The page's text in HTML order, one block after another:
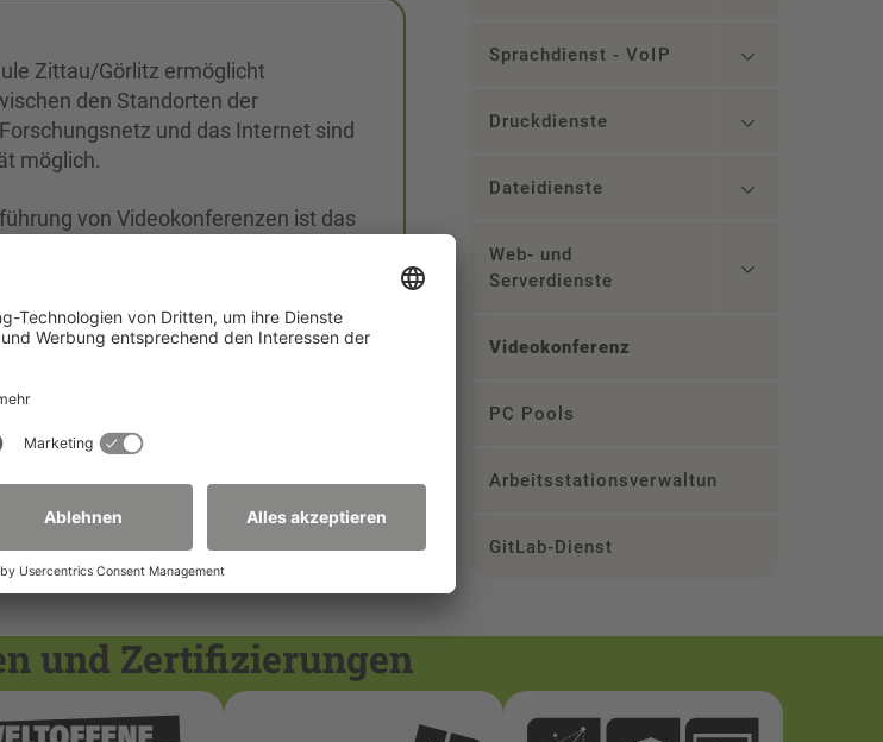
Zittau/Görlitz ermöglicht
den Standorten der
und das Internet sind
möglich.
von Videokonferenzen ist das
Sie sich an das
Sie auf den auf den Seiten des
Sprachdienst - VoIP
Druckdienste
Dateidienste
Web- und
Serverdienste
Videokonferenz
PC Pools
Arbeitsstationsverwaltung
GitLab-Dienst
und Zertifizierungen